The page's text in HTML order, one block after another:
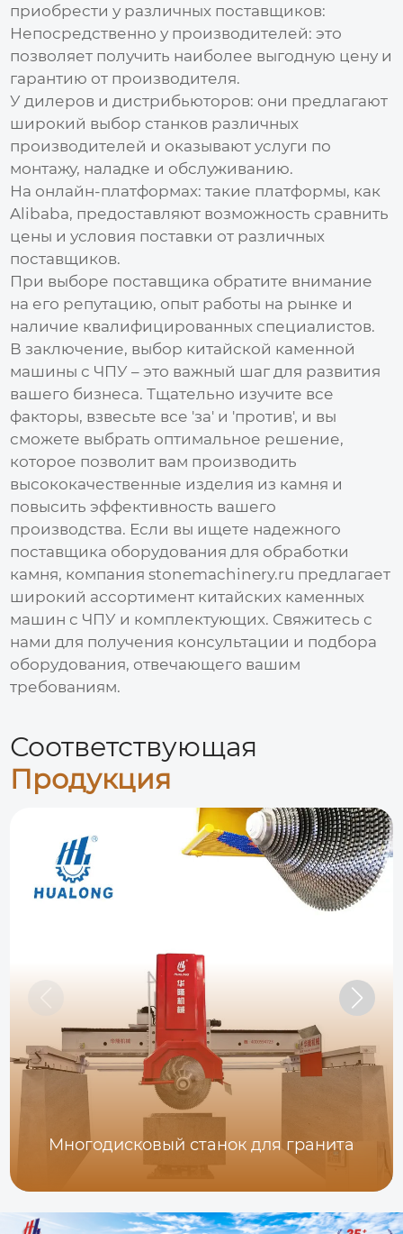
приобрести у различных поставщиков:
Непосредственно у производителей: это
позволяет получить наиболее выгодную цену и
гарантию от производителя.
У дилеров и дистрибьюторов: они предлагают
широкий выбор станков различных
производителей и оказывают услуги по
монтажу, наладке и обслуживанию.
На онлайн-платформах: такие платформы, как
Alibaba, предоставляют возможность сравнить
цены и условия поставки от различных
поставщиков.
При выборе поставщика обратите внимание
на его репутацию, опыт работы на рынке и
наличие квалифицированных специалистов.
В заключение, выбор китайской каменной
машины с ЧПУ – это важный шаг для развития
вашего бизнеса. Тщательно изучите все
факторы, взвесьте все 'за' и 'против', и вы
сможете выбрать оптимальное решение,
которое позволит вам производить
высококачественные изделия из камня и
повысить эффективность вашего
производства. Если вы ищете надежного
поставщика оборудования для обработки
камня, компанияstonemachinery.ru предлагает
широкий ассортимент китайских каменных
машин с ЧПУ и комплектующих. Свяжитесь с
нами для получения консультации и подбора
оборудования, отвечающего вашим
требованиям.
Соответствующая
Продукция
Многодисковый станок для гранита